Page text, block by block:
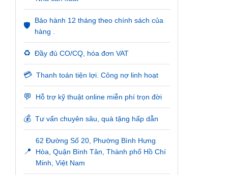
🛡️
Bảo hành 12 tháng theo chính sách của
hàng .
♻️ Đầy đủ CO/CQ, hóa đơn VAT
💳 Thanh toán tiện lợi. Công nợ linh hoạt
💬 Hỗ trợ kỹ thuật online miễn phí trọn đời
💰 Tư vấn chuyên sâu, quà tặng hấp dẫn
📍
62 Đường Số 20, Phường Bình Hưng
Hòa, Quận Bình Tân, Thành phố Hồ Chí
Minh, Việt Nam